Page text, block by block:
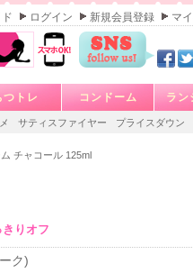
ログイン 新規会員登録 マ
つトレ コンドーム ラン
サティスファイヤー プライスダウン
チャコール 125ml
りオフ
ク)